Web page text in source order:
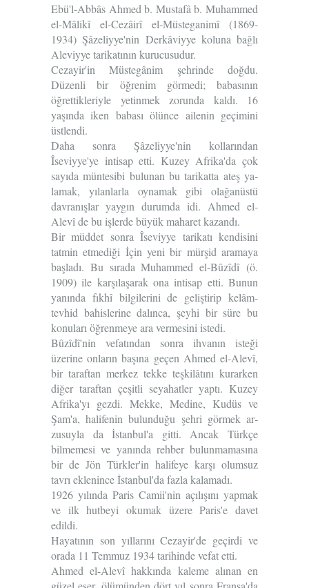
Ebü'l-Abbâs Ahmed b. Mustafâ b. Muhammed
el-Mâlikî el-Cezâirî el-Müsteganimî (1869-
1934) Şâzeliyye'nin Derkâviyye koluna bağlı
Aleviyye tarikatının kurucusudur.
Cezayir'in Müstegânim şehrinde doğ­du.
Düzenli bir öğrenim görmedi; babasının
öğrettikleriyle yetinmek zorunda kaldı. 16
yaşında iken babası ölünce ailenin geçimini
üstlendi.
Daha sonra Şâzeliyye'nin kollarından
Îseviyye'ye in­tisap etti. Kuzey Afrika'da çok
sayıda müntesibi bulunan bu tarikatta ateş ya­
lamak, yılanlarla oynamak gibi olağanüstü
davranışlar yaygın durumda idi. Ahmed el-
Alevî de bu işlerde büyük ma­haret kazandı.
Bir müddet sonra Îseviyye tarikatı kendisini
tatmin etmediği İçin yeni bir mürşid aramaya
başladı. Bu sırada Muhammed el-Bûzîdî (ö.
1909) ile karşılaşarak ona intisap etti. Bunun
yanında fıkhî bilgilerini de geliştirip kelâm-
tevhid bahislerine dalınca, şeyhi bir süre bu
konuları öğrenmeye ara ver­mesini istedi.
Bûzîdî'nin vefatından sonra ihvanın isteği
üzerine onların başına geçen Ah­med el-Alevî,
bir taraftan merkez tekke teşkilâtını kurarken
diğer taraftan çeşitli seyahatler yaptı. Kuzey
Afrika'yı gezdi. Mekke, Medine, Kudüs ve
Şam'a, halifenin bulunduğu şehri görmek ar­
zusuyla da İstanbul'a gitti. Ancak Türk­çe
bilmemesi ve yanında rehber bulun­mamasına
bir de Jön Türkler'in halifeye karşı olumsuz
tavrı eklenince İstan­bul'da fazla kalamadı.
1926 yılında Pa­ris Camii'nin açılışını yapmak
ve ilk hut­beyi okumak üzere Paris'e davet
edildi.
Hayatının son yıllarını Cezayir'de geçirdi ve
orada 11 Temmuz 1934 tarihinde vefat etti.
Ahmed el-Alevî hakkında kaleme alı­nan en